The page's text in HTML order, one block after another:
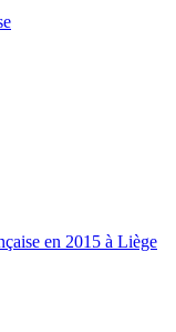
en 2015 à Liège